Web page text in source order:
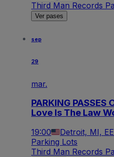
Third Man Records
Ver pases
sep
29
mar.
PARKING PASSES
Love Is The Law
19:00 Detroit, MI,
Parking Lots
Third Man Records